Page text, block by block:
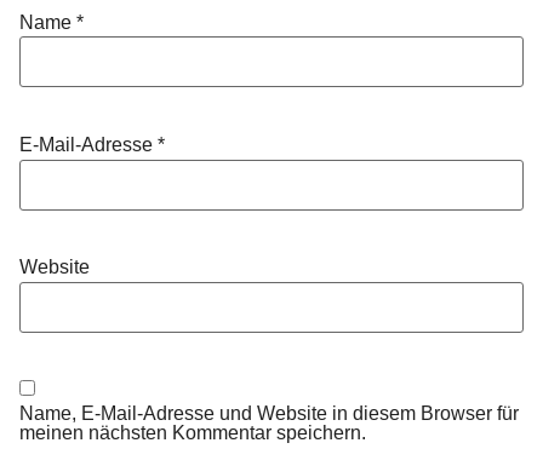
Name *
E-Mail-Adresse *
Website
Name, E-Mail-Adresse und Website in diesem Browser für
meinen nächsten Kommentar speichern.